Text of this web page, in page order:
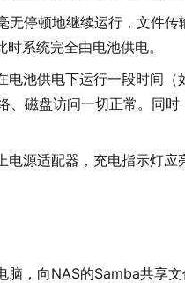
无停顿地继续运行，文件
时系统完全由电池供电。
电池供电下运行一段时间
、磁盘访问一切正常。同
电源适配器，充电指示灯
脑，向NAS的Samba共享